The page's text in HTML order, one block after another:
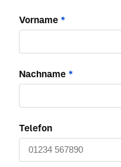
Vorname *
Nachname *
Telefon